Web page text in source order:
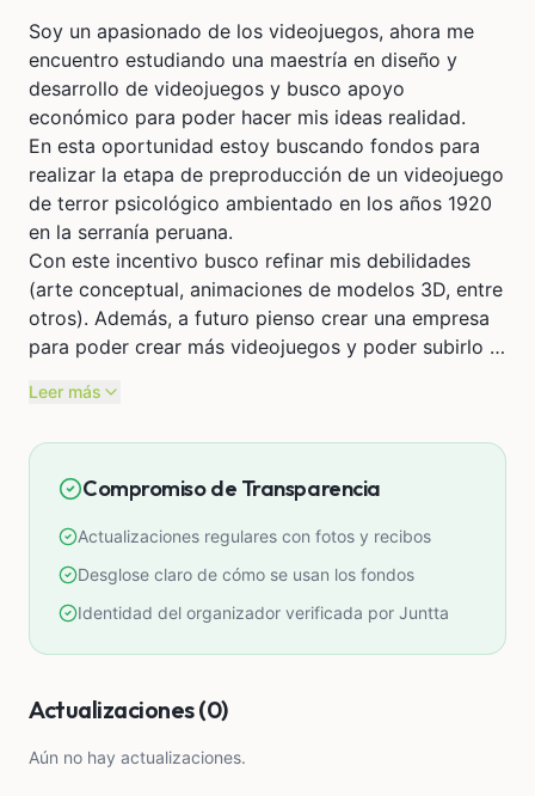
Soy un apasionado de los videojuegos, ahora me
encuentro estudiando una maestría en diseño y
desarrollo de videojuegos y busco apoyo
económico para poder hacer mis ideas realidad.
En esta oportunidad estoy buscando fondos para
realizar la etapa de preproducción de un videojuego
de terror psicológico ambientado en los años 1920
en la serranía peruana.
Con este incentivo busco refinar mis debilidades
(arte conceptual, animaciones de modelos 3D, entre
otros). Además, a futuro pienso crear una empresa
para poder crear más videojuegos y poder subirlo a
Leer más
Compromiso de Transparencia
Actualizaciones regulares con fotos y recibos
Desglose claro de cómo se usan los fondos
Identidad del organizador verificada por Juntta
Actualizaciones (0)
Aún no hay actualizaciones.